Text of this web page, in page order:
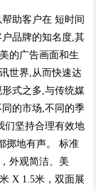
助客户在 短时间
品牌的知名度,其
的广告画面和生
世界,从而快速达
式之多,与传统媒
的市场,不同的季
们坚持合理有效地
掷地有声。 标准
外观简洁、美
X 1.5米，双面展